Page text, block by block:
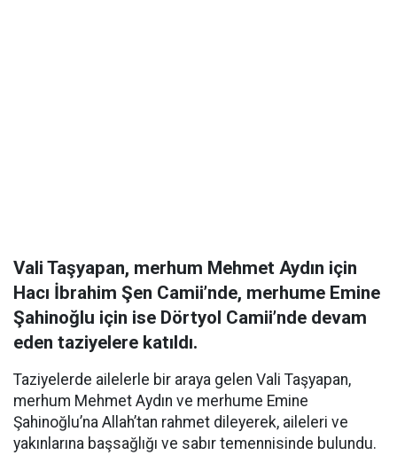
Vali Taşyapan, merhum Mehmet Aydın için
Hacı İbrahim Şen Camii’nde, merhume Emine
Şahinoğlu için ise Dörtyol Camii’nde devam
eden taziyelere katıldı.
Taziyelerde ailelerle bir araya gelen Vali Taşyapan,
merhum Mehmet Aydın ve merhume Emine
Şahinoğlu’na Allah’tan rahmet dileyerek, aileleri ve
yakınlarına başsağlığı ve sabır temennisinde bulundu.